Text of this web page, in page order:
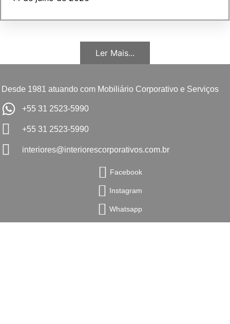
Ler Mais...
Desde 1981 atuando com Mobiliário Corporativo e Serviços
+55 31 2523-5990
+55 31 2523-5990
interiores@interiorescorporativos.com.br
Facebook
Instagram
Whatsapp